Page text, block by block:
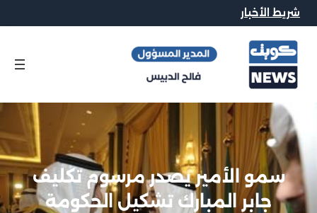
شريط الأخبار
سمو الأمير يصدر مرسوم تكليف
جابر المبارك تشكيل الحكومة